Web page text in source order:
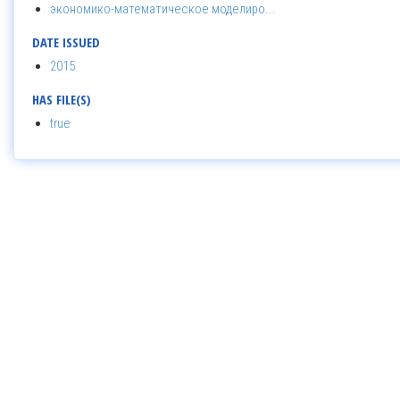
экономико-математическое моделиро...
DATE ISSUED
2015
HAS FILE(S)
true